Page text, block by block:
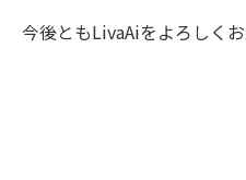
今後ともLivaAiをよろしくお